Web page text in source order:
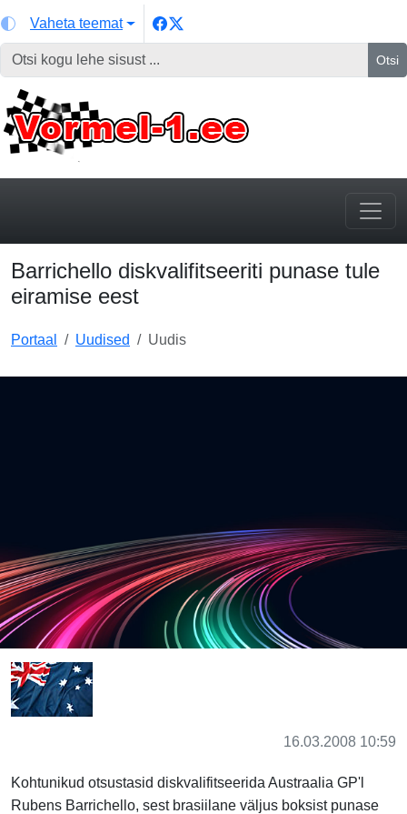
Vaheta teemat
Otsi
Barrichello diskvalifitseeriti punase tule
eiramise eest
Portaal Uudised Uudis
16.03.2008 10:59
Kohtunikud otsustasid diskvalifitseerida Austraalia GP'l
Rubens Barrichello, sest brasiilane väljus boksist punase